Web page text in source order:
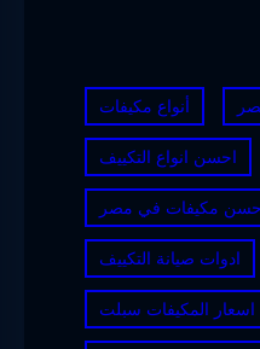
أنواع مكيفات
احسن انواع التكييف
مكيفات في مصر
ادوات صيانة التكييف
اسعار المكيفات سبلت